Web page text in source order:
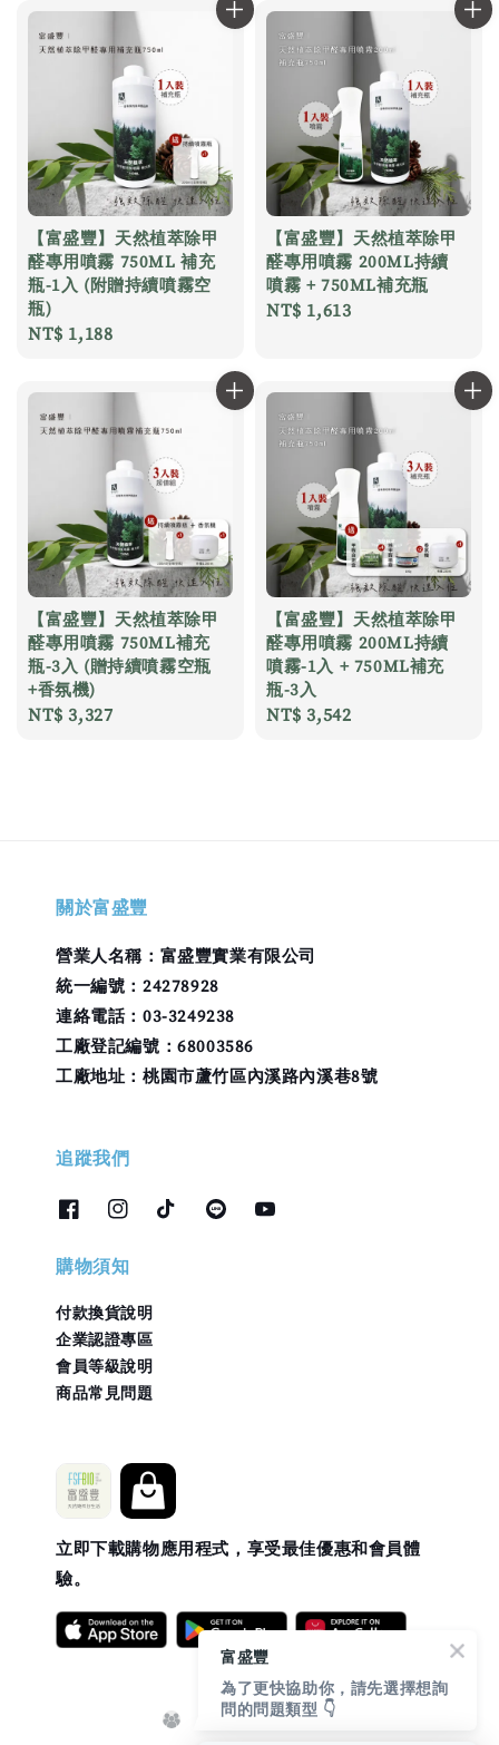
【富盛豐】天然植萃除甲
醛專用噴霧 750ML 補充
瓶-1入 (附贈持續噴霧空
瓶)
Regular
NT$ 1,188
【富盛豐】天然植萃除甲
醛專用噴霧 200ML持續
噴霧 + 750ML補充瓶
Regular
NT$ 1,613
【富盛豐】天然植萃除甲
醛專用噴霧 750ML補充
瓶-3入 (贈持續噴霧空瓶
+香氛機)
Regular
NT$ 3,327
【富盛豐】天然植萃除甲
醛專用噴霧 200ML持續
噴霧-1入 + 750ML補充
瓶-3入
Regular
NT$ 3,542
關於富盛豐
營業人名稱：富盛豐實業有限公司
統一編號：24278928
連絡電話：03-3249238
工廠登記編號：68003586
工廠地址：桃園市蘆竹區內溪路內溪巷8號
追蹤我們
購物須知
付款換貨說明
企業認證專區
會員等級說明
商品常見問題
立即下載購物應用程式，享受最佳優惠和會員體
驗。
富盛豐
為了更快協助你，請先選擇想詢
問的問題類型 👇